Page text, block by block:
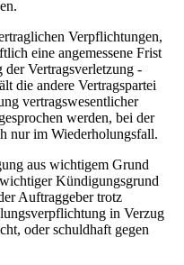
Verpflichtungen,
eine angemessene Frist
der Vertragsverletzung -
die andere Vertragspartei
vertragswesentlicher
werden, bei der
nur im Wiederholungsfall.
aus wichtigem Grund
Kündigungsgrund
Auftraggeber trotz
in Verzug
oder schuldhaft gegen